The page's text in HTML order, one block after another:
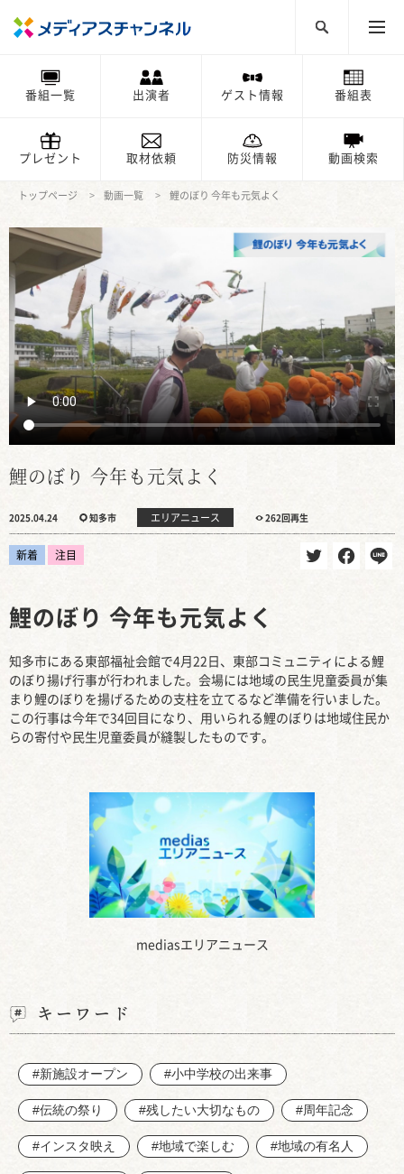
番組一覧 出演者 ゲスト情報 番組表
プレゼント 取材依頼 防災情報 動画検索
トップページ 動画一覧 鯉のぼり 今年も元気よく
鯉のぼり 今年も元気よく
2025.04.24 知多市 エリアニュース 262回再生
新着 注目
mediasエリアニュース
鯉のぼり 今年も元気よく
知多市にある東部福祉会館で4月22日、東部コミュニティによる鯉
のぼり揚げ行事が行われました。会場には地域の民生児童委員が集
まり鯉のぼりを揚げるための支柱を立てるなど準備を行いました。
この行事は今年で34回目になり、用いられる鯉のぼりは地域住民か
らの寄付や民生児童委員が縫製したものです。
キーワード
#新施設オープン #小中学校の出来事
#伝統の祭り #残したい大切なもの #周年記念
#インスタ映え #地域で楽しむ #地域の有名人